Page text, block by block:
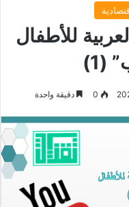
للأطفال
(1)
0 دقيقة واحدة